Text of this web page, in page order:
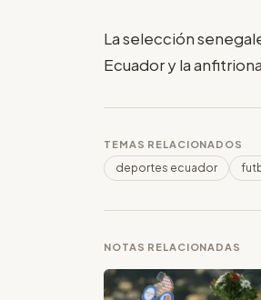
La selección
Ecuador y la
TEMAS RELACIONADOS
deportes ecuador
NOTAS RELACIONADAS